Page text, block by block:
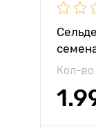
Кол-во